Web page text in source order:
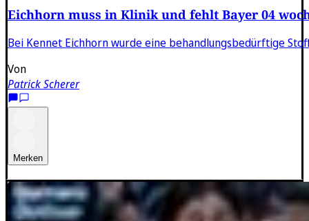
Eichhorn muss in Klinik und fehlt Bayer 04
Bei Kennet Eichhorn wurde eine behandlungsbedürftige
Von
Patrick Scherer
Merken